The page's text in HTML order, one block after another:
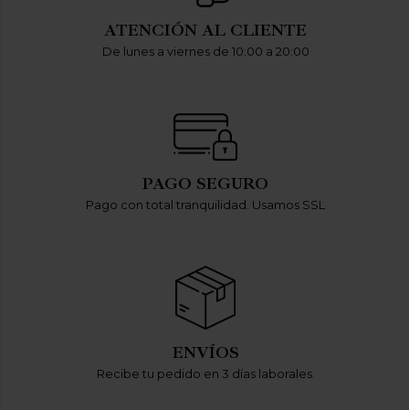
ATENCIÓN AL CLIENTE
De lunes a viernes de 10:00 a 20:00
PAGO SEGURO
Pago con total tranquilidad. Usamos SSL
ENVÍOS
Recibe tu pedido en 3 días laborales.